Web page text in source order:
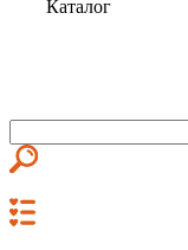
Каталог